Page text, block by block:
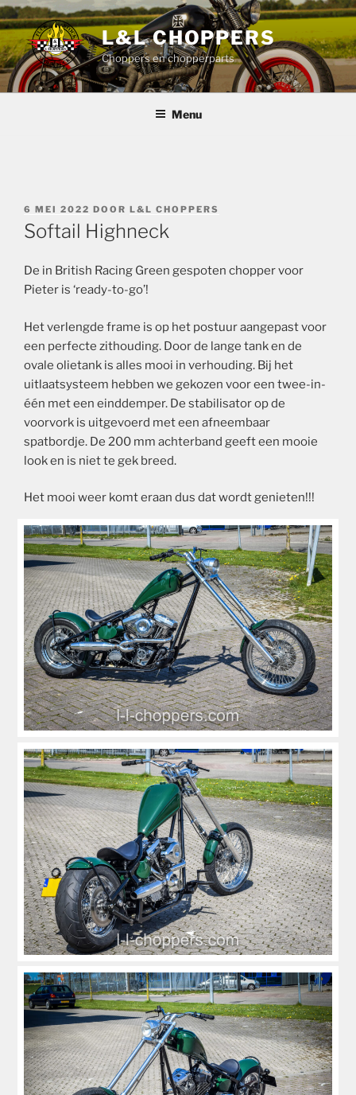
Ga
naar
de
inhoud
L&L CHOPPERS
Choppers en chopperparts
Menu
GEPLAATST
OP
6 MEI 2022 DOOR L&L CHOPPERS
Softail Highneck
De in British Racing Green gespoten chopper voor
Pieter is ‘ready-to-go’!
Het verlengde frame is op het postuur aangepast voor
een perfecte zithouding. Door de lange tank en de
ovale olietank is alles mooi in verhouding. Bij het
uitlaatsysteem hebben we gekozen voor een twee-in-
één met een einddemper. De stabilisator op de
voorvork is uitgevoerd met een afneembaar
spatbordje. De 200 mm achterband geeft een mooie
look en is niet te gek breed.
Het mooi weer komt eraan dus dat wordt genieten!!!